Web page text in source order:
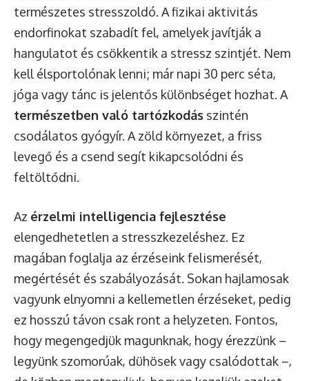
természetes stresszoldó. A fizikai aktivitás
endorfinokat szabadít fel, amelyek javítják a
hangulatot és csökkentik a stressz szintjét. Nem
kell élsportolónak lenni; már napi 30 perc séta,
jóga vagy tánc is jelentős különbséget hozhat. A
természetben való tartózkodás szintén
csodálatos gyógyír. A zöld környezet, a friss
levegő és a csend segít kikapcsolódni és
feltöltődni.
Az érzelmi intelligencia fejlesztése
elengedhetetlen a stresszkezeléshez. Ez
magában foglalja az érzéseink felismerését,
megértését és szabályozását. Sokan hajlamosak
vagyunk elnyomni a kellemetlen érzéseket, pedig
ez hosszú távon csak ront a helyzeten. Fontos,
hogy megengedjük magunknak, hogy érezzünk –
legyünk szomorúak, dühösek vagy csalódottak –,